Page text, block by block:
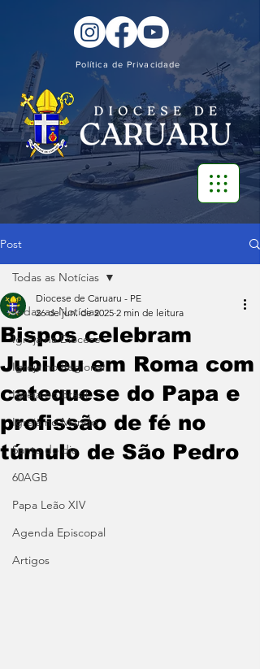
Política de Privacidade
Post
Todas as Notícias
Igreja na Diocese
Igreja no Regional
Igreja no Brasil
Igreja no Mundo
Santo do dia
60AGB
Papa Leão XIV
Agenda Episcopal
Artigos
Todas as Notícias
Bispos celebram
Jubileu em Roma com
catequese do Papa e
profissão de fé no
túmulo de São Pedro
Diocese de Caruaru - PE
26 de jun. de 2025 2 min de leitura